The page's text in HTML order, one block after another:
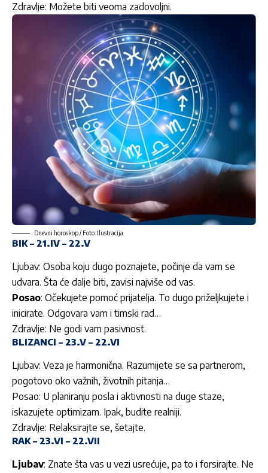
Zdravlje: Možete biti veoma zadovoljni.
Dnevni horoskop / Foto: Ilustracija
BIK – 21.IV – 22.V
Ljubav: Osoba koju dugo poznajete, počinje da vam se
udvara. Šta će dalje biti, zavisi najviše od vas.
Posao: Očekujete pomoć prijatelja. To dugo priželjkujete i
inicirate. Odgovara vam i timski rad…
Zdravlje: Ne godi vam pasivnost.
BLIZANCI – 23.V – 22.VI
Ljubav: Veza je harmonična. Razumijete se sa partnerom,
pogotovo oko važnih, životnih pitanja…
Posao: U planiranju posla i aktivnosti na duge staze,
iskazujete optimizam. Ipak, budite realniji.
Zdravlje: Relaksirajte se, šetajte.
RAK – 23.VI – 22.VII
Ljubav: Znate šta vas u vezi usrećuje, pa to i forsirajte. Ne